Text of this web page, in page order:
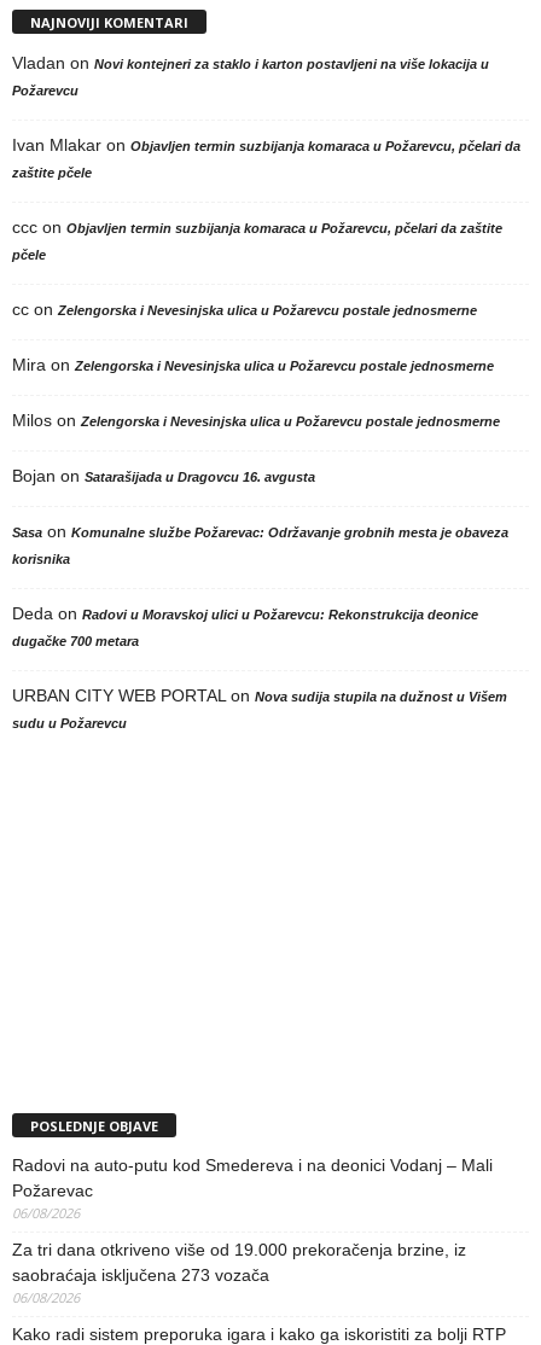
NAJNOVIJI KOMENTARI
Vladan on Novi kontejneri za staklo i karton postavljeni na više lokacija u
Požarevcu
Ivan Mlakar on Objavljen termin suzbijanja komaraca u Požarevcu, pčelari da
zaštite pčele
ccc on Objavljen termin suzbijanja komaraca u Požarevcu, pčelari da zaštite
pčele
cc onZelengorska i Nevesinjska ulica u Požarevcu postale jednosmerne
Mira onZelengorska i Nevesinjska ulica u Požarevcu postale jednosmerne
Milos onZelengorska i Nevesinjska ulica u Požarevcu postale jednosmerne
Bojan on Satarašijada u Dragovcu 16. avgusta
Sasa on Komunalne službe Požarevac: Održavanje grobnih mesta je obaveza
korisnika
Deda on Radovi u Moravskoj ulici u Požarevcu: Rekonstrukcija deonice
dugačke 700 metara
URBAN CITY WEB PORTALon Nova sudija stupila na dužnost u Višem
sudu u Požarevcu
POSLEDNJE OBJAVE
Radovi na auto-putu kod Smedereva i na deonici Vodanj – Mali
Požarevac
06/08/2026
Za tri dana otkriveno više od 19.000 prekoračenja brzine, iz
saobraćaja isključena 273 vozača
06/08/2026
Kako radi sistem preporuka igara i kako ga iskoristiti za bolji RTP